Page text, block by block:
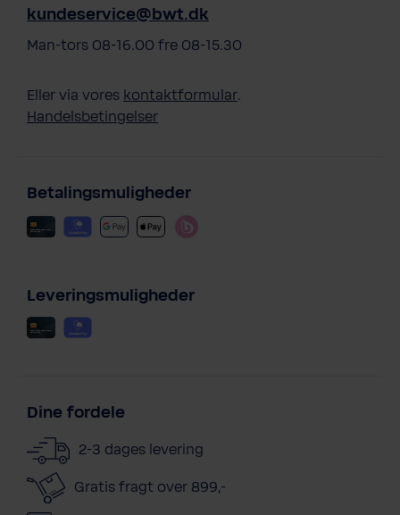
kundeservice@bwt.dk
Man-tors 08-16.00 fre 08-15.30
Eller via vores kontaktformular.
Handelsbetingelser
Betalingsmuligheder
Leveringsmuligheder
Dine fordele
2-3 dages levering
Gratis fragt over 899,-